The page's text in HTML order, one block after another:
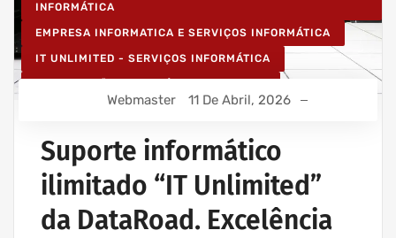
INFORMÁTICA
EMPRESA INFORMATICA E SERVIÇOS INFORMÁTICA
IT UNLIMITED - SERVIÇOS INFORMÁTICA
PROJETOS REDES WIRELESS
REDE ESTRUTURADA INFORMÁTICA
SERVIÇOS INFORMÁTICA E ASSISTÊNCIA INFORMÁTICA
Webmaster 11 De Abril, 2026
Suporte informático
ilimitado “IT Unlimited”
da DataRoad. Excelência